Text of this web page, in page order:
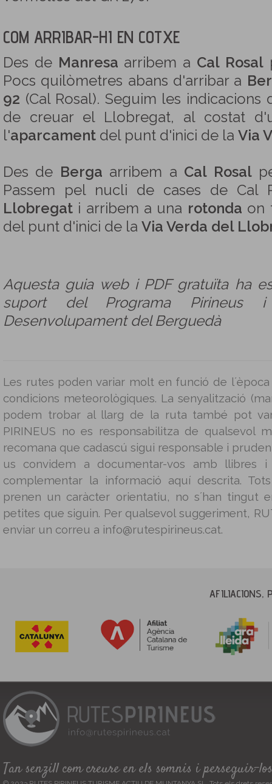
COM ARRIBAR-HI EN COTXE
Des de Manresa arribem a Cal Rosal
Pocs quilòmetres abans d'arribar a
92 (Cal Rosal). Seguim les indicacions
de creuar el Llobregat, al costat
l'aparcament del punt d'inici de la Via
Des de Berga arribem a Cal Rosal
Passem pel nucli de cases de Cal
Llobregat i arribem a una rotonda on
del punt d'inici de la Via Verda del
Aquesta guia web i PDF gratuïta ha
suport del Programa Pirineus
Desenvolupament del Berguedà
Les rutes poden variar molt en funció de
condicions meteorològiques. La senyalització
podem trobar al llarg de la ruta també pot
PIRINEUS no es responsabilitza de qualsevol
recomana que cadascú sigui responsable i
us convidem a documentar-vos amb llibres i
complementar la informació aquí descrita.
prenen un caràcter orientatiu, no s´han tingut
petites que siguin. Per qualsevol suggeriment,
enviar un correu a info@rutespirineus.cat.
AFILIACIONS,
Tan senzill com creure en els somnis i perseguir-los